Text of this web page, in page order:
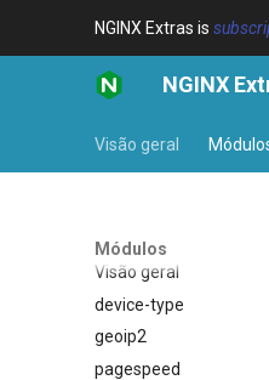
NGINX Extras is
NGINX
Visão geral
Módulos
Visão geral
device-type
Visão geral
Variables
geoip2
Visão geral
pagespeed